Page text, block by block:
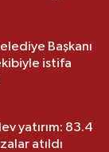
Başkanı
istifa
yatırım: 83.4
atıldı